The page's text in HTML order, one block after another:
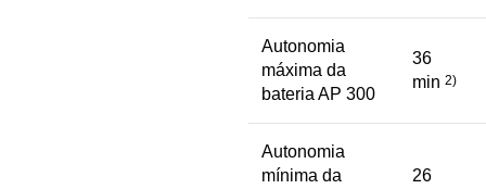
Autonomia
máxima da
bateria AP 300
36
min 2)
Autonomia
mínima da
26